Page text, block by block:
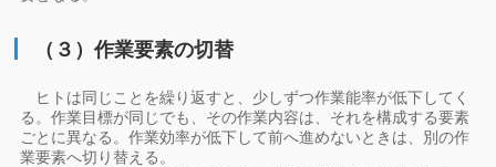
（３）作業要素の切替
ヒトは同じことを繰り返すと、少しずつ作業能率が低下してく
る。作業目標が同じでも、その作業内容は、それを構成する要素
ごとに異なる。作業効率が低下して前へ進めないときは、別の作
業要素へ切り替える。